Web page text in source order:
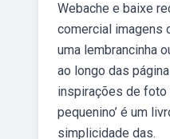
Webache e baixe
comercial imagens
uma lembrancinha
ao longo das
inspirações de foto
pequenino’ é um
simplicidade das.